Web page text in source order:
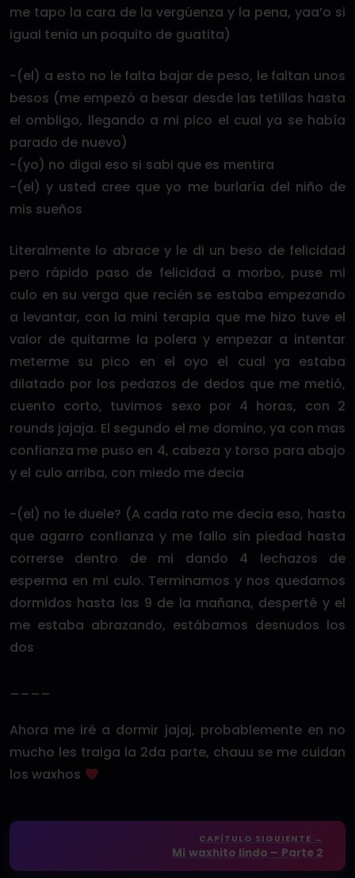
me tapo la cara de la vergüenza y la pena, yaa’o si
igual tenia un poquito de guatita)
-(el) a esto no le falta bajar de peso, le faltan unos
besos (me empezó a besar desde las tetillas hasta
el ombligo, llegando a mi pico el cual ya se había
parado de nuevo)
-(yo) no digai eso si sabi que es mentira
-(el) y usted cree que yo me burlaría del niño de
mis sueños
Literalmente lo abrace y le di un beso de felicidad
pero rápido paso de felicidad a morbo, puse mi
culo en su verga que recién se estaba empezando
a levantar, con la mini terapia que me hizo tuve el
valor de quitarme la polera y empezar a intentar
meterme su pico en el oyo el cual ya estaba
dilatado por los pedazos de dedos que me metió,
cuento corto, tuvimos sexo por 4 horas, con 2
rounds jajaja. El segundo el me domino, ya con mas
confianza me puso en 4, cabeza y torso para abajo
y el culo arriba, con miedo me decia
-(el) no le duele? (A cada rato me decia eso, hasta
que agarro confianza y me fallo sin piedad hasta
correrse dentro de mi dando 4 lechazos de
esperma en mi culo. Terminamos y nos quedamos
dormidos hasta las 9 de la mañana, desperté y el
me estaba abrazando, estábamos desnudos los
dos
____
Ahora me iré a dormir jajaj, probablemente en no
mucho les traiga la 2da parte, chauu se me cuidan
los waxhos
CAPÍTULO SIGUIENTE →
Mi waxhito lindo – Parte 2